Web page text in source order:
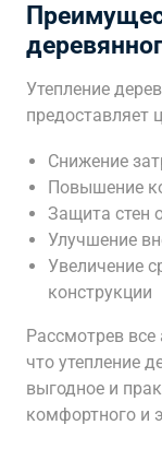
Утепление
предоставляет
Снижение
Повышение
Защита стен
Улучшение
Увеличение
конструкции
Рассмотрев
что утепление
выгодное и
комфортного и